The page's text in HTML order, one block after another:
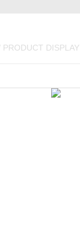
PRODUCT DISPLAY